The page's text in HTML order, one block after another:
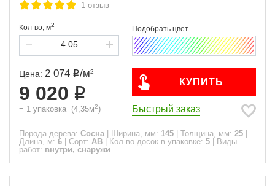
1 отзыв
Кол-во, м2
Цена: 2 074 /м2
9 020
= 1 упаковка (4,35м2)
КУПИТЬ
Быстрый заказ
Порода дерева: Сосна Ширина, мм: 145 Толщина, мм: 25
Длина, м: 6 Сорт: АВ Кол-во досок в упаковке: 5
Виды
работ: внутри, снаружи